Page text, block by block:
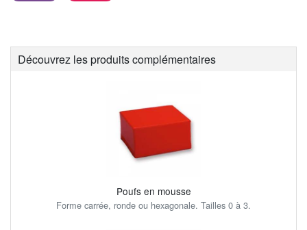
Découvrez les produits complémentaires
Poufs en mousse
Forme carrée, ronde ou hexagonale. Tailles 0 à 3.